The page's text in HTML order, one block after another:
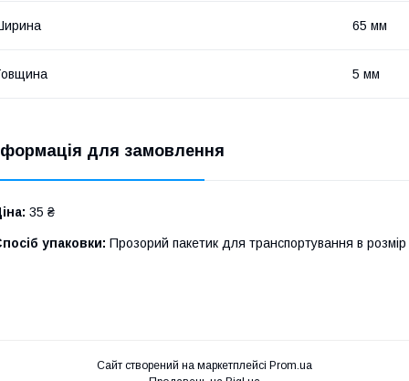
65 мм
5 мм
для замовлення
35 ₴
упаковки: Прозорий пакетик для транспортування в
Сайт створений на маркетплейсі Prom.ua